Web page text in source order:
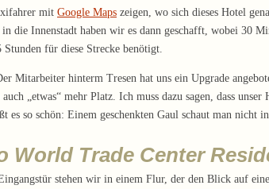
mit Google Maps zeigen, wo sich dieses Hotel
Innenstadt haben wir es dann geschafft, wobei 30
für diese Strecke benötigt.
Mitarbeiter hinterm Tresen hat uns ein Upgrade
„etwas“ mehr Platz. Ich muss dazu sagen, dass
so schön: Einem geschenkten Gaul schaut man nicht
World Trade Center
stehen wir in einem Flur, der den Blick auf